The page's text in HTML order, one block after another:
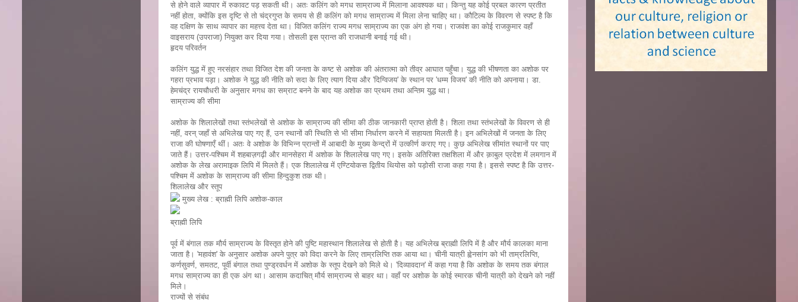
से होने वाले व्यापार में रुकावट पड़ सकती थी। अतः कलिंग को मगध साम्राज्य में मिलाना आवश्यक था। किन्तु यह कोई प्रबल कारण प्रतीत
नहीं होता, क्योंकि इस दृष्टि से तो चंद्रगुप्त के समय से ही कलिंग को मगध साम्राज्य में मिला लेना चाहिए था। कौटिल्य के विवरण से स्पष्ट है कि
वह दक्षिण के साथ व्यापार का महत्त्व देता था। विजित कलिंग राज्य मगध साम्राज्य का एक अंग हो गया। राजवंश का कोई राजकुमार वहाँ
वाइसराय (उपराजा) नियुक्त कर दिया गया। तोसली इस प्रान्त की राजधानी बनाई गई थी।
हृदय परिवर्तन
कलिंग युद्ध में हुए नरसंहार तथा विजित देश की जनता के कष्ट से अशोक की अंतरात्मा को तीव्र आघात पहुँचा। युद्ध की भीषणता का अशोक पर
गहरा प्रभाव पड़ा। अशोक ने युद्ध की नीति को सदा के लिए त्याग दिया और 'दिग्विजय' के स्थान पर 'धम्म विजय' की नीति को अपनाया। डा.
हेमचंद्र रायचौधरी के अनुसार मगध का सम्राट बनने के बाद यह अशोक का प्रथम तथा अन्तिम युद्ध था।
साम्राज्य की सीमा
अशोक के शिलालेखों तथा स्तंभलेखों से अशोक के साम्राज्य की सीमा की ठीक जानकारी प्राप्त होती है। शिला तथा स्तंभलेखों के विवरण से ही
नहीं, वरन् जहाँ से अभिलेख पाए गए हैं, उन स्थानों की स्थिति से भी सीमा निर्धारण करने में सहायता मिलती है। इन अभिलेखों में जनता के लिए
राजा की घोषणाएँ थीं। अतः वे अशोक के विभिन्न प्रान्तों में आबादी के मुख्य केन्द्रों में उत्कीर्ण कराए गए। कुछ अभिलेख सीमांत स्थानों पर पाए
जाते हैं। उत्तर-पश्चिम में शहबाज़गढ़ी और मानसेहरा में अशोक के शिलालेख पाए गए। इसके अतिरिक्त तक्षशिला में और क़ाबुल प्रदेश में लमगान में
अशोक के लेख अरामाइक लिपि में मिलते हैं। एक शिलालेख में एण्टियोकस द्वितीय थियोस को पड़ोसी राजा कहा गया है। इससे स्पष्ट है कि उत्तर-
पश्चिम में अशोक के साम्राज्य की सीमा हिन्दुकुश तक थी।
शिलालेख और स्तूप
मुख्य लेख : ब्राह्मी लिपि अशोक-काल
ब्राह्मी लिपि
पूर्व में बंगाल तक मौर्य साम्राज्य के विस्तृत होने की पुष्टि महास्थान शिलालेख से होती है। यह अभिलेख ब्राह्मी लिपि में है और मौर्य कालका माना
जाता है। 'महावंश' के अनुसार अशोक अपने पुत्र को विदा करने के लिए ताम्रलिप्ति तक आया था। चीनी यात्री ह्वेनसांग को भी ताम्रलिप्ति,
कर्णसुवर्ण, समतट, पूर्वी बंगाल तथा पुण्ड्रवर्धन में अशोक के स्तूप देखने को मिले थे। 'दिव्यावदान' में कहा गया है कि अशोक के समय तक बंगाल
मगध साम्राज्य का ही एक अंग था। आसाम कदाचित् मौर्य साम्राज्य से बाहर था। वहाँ पर अशोक के कोई स्मारक चीनी यात्री को देखने को नहीं
मिले।
राज्यों से संबंध